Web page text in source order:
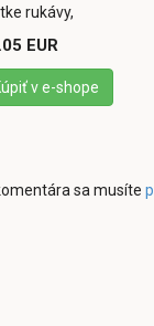
rukávy,
je voľnejšie a
má oblý
pod ...
EUR
v e-shope
sa musíte